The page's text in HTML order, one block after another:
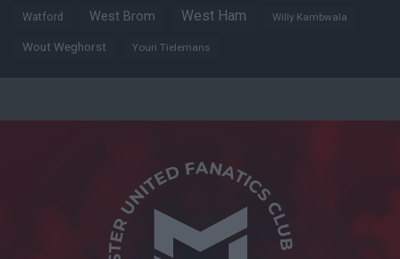
Watford West Brom West Ham Willy Kambwala
Wout Weghorst Youri Tielemans